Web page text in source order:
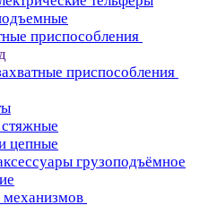
приспособления
приспособления
цепные
грузоподъёмное
механизмов